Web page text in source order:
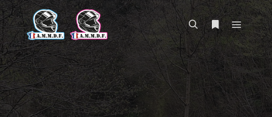
RechercherPlus d’infos
Menu